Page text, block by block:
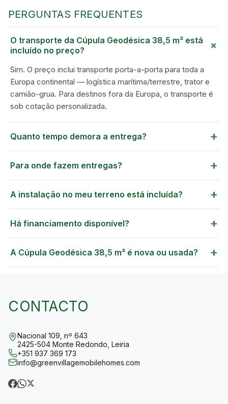
GREEN VILLAGE
PERGUNTAS FREQUENTES
O transporte da Cúpula Geodésica 38,5 m² está
incluído no preço?
+
Sim. O preço inclui transporte porta-a-porta para toda a
Europa continental — logística marítima/terrestre, trator e
camião-grua. Para destinos fora da Europa, o transporte é
sob cotação personalizada.
Quanto tempo demora a entrega? +
Para onde fazem entregas? +
A instalação no meu terreno está incluída? +
Há financiamento disponível? +
A Cúpula Geodésica 38,5 m² é nova ou usada? +
CONTACTO
Nacional 109, nº 643
2425-504 Monte Redondo, Leiria
+351 937 369 173
info@greenvillagemobilehomes.com